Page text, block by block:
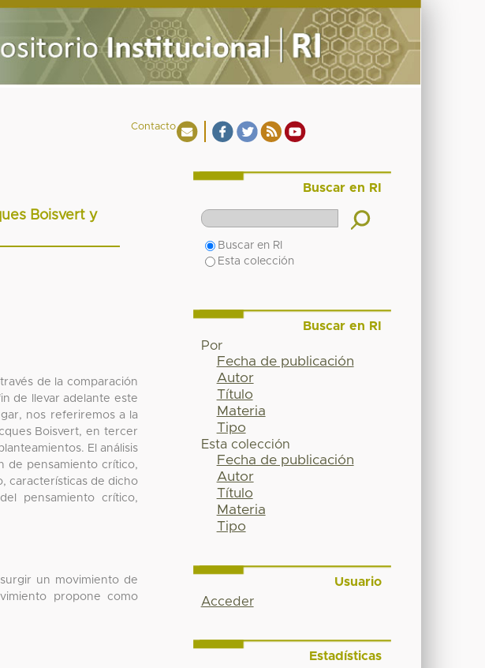
Contacto
Boisvert y
de la comparación
de llevar adelante este
nos referiremos a la
Boisvert, en tercer
El análisis
de pensamiento crítico,
características de dicho
pensamiento crítico,
un movimiento de
propone como
Buscar en RI
Buscar en RI
Esta colección
Buscar en RI
Por
Fecha de publicación
Autor
Título
Materia
Tipo
Esta colección
Fecha de publicación
Autor
Título
Materia
Tipo
Usuario
Acceder
Estadísticas